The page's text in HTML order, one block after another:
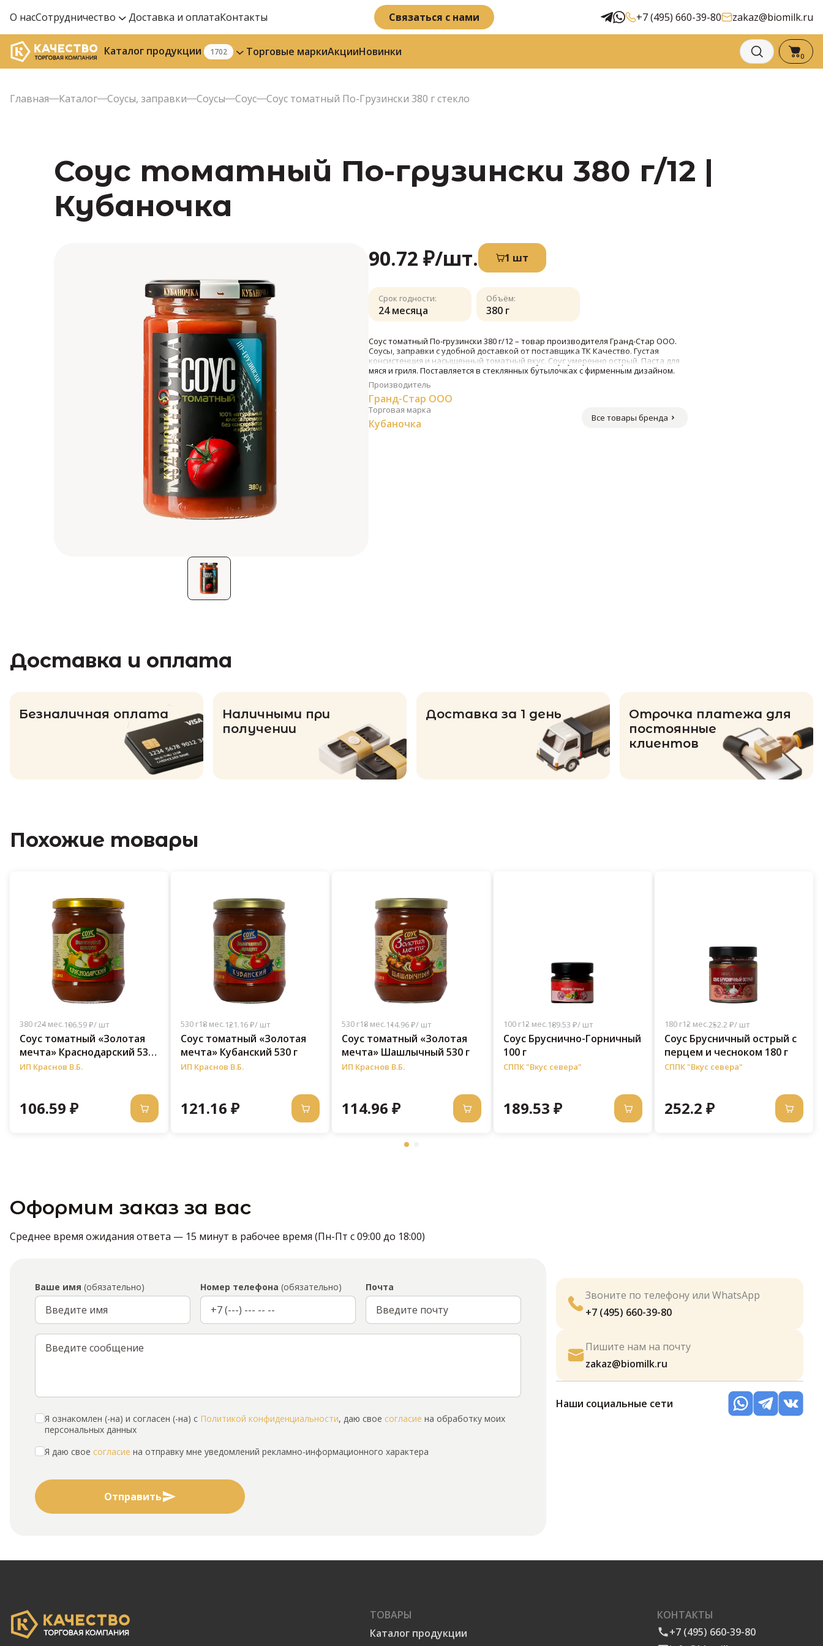
О насСотрудничество Доставка и оплатаКонтакты Связаться с нами +7 (495) 660-39-80 zakaz@biomilk.ru
Каталог продукции 1702 Торговые маркиАкцииНовинки 0
Главная Каталог Соусы, заправки Соусы Соус Соус томатный По-Грузински 380 г стекло
Соус томатный По-грузински 380 г/12 |
Кубаночка
90.72 ₽/шт. 1 шт
Срок годности:
24 месяца
Объём:
380 г
Соус томатный По-грузински 380 г/12 – товар производителя Гранд-Стар ООО.
Соусы, заправки с удобной доставкой от поставщика ТК Качество. Густая
консистенция и насыщенный томатный вкус. Соус умеренно острый. Паста для
мяся и гриля. Поставляется в стеклянных бутылочках с фирменным дизайном.
Производитель
Гранд-Стар ООО
Торговая марка
Кубаночка Все товары бренда
Доставка и оплата
Безналичная оплата
Наличными при
получении
Доставка за 1 день
Отрочка платежа для
постоянные
клиентов
Похожие товары
380 г24 мес.106.59 ₽/ шт
Соус томатный «Золотая
мечта» Краснодарский 530
г
ИП Краснов В.Б.
106.59 ₽
530 г18 мес.121.16 ₽/ шт
Соус томатный «Золотая
мечта» Кубанский 530 г
ИП Краснов В.Б.
121.16 ₽
530 г18 мес.114.96 ₽/ шт
Соус томатный «Золотая
мечта» Шашлычный 530 г
ИП Краснов В.Б.
114.96 ₽
100 г12 мес.189.53 ₽/ шт
Соус Бруснично-Горничный
100 г
СППК "Вкус севера"
189.53 ₽
180 г12 мес.252.2 ₽/ шт
Соус Брусничный острый с
перцем и чесноком 180 г
СППК "Вкус севера"
252.2 ₽
Оформим заказ за вас
Среднее время ожидания ответа — 15 минут в рабочее время (Пн-Пт с 09:00 до 18:00)
Ваше имя (обязательно) Номер телефона (обязательно) Почта
Я ознакомлен (-на) и согласен (-на) с Политикой конфиденциальности, даю свое согласие на обработку моих
персональных данных
Я даю свое согласие на отправку мне уведомлений рекламно-информационного характера
Отправить
Звоните по телефону или WhatsApp
+7 (495) 660-39-80
Пишите нам на почту
zakaz@biomilk.ru
Наши социальные сети
ТОВАРЫ
Каталог продукции
КОНТАКТЫ
+7 (495) 660-39-80